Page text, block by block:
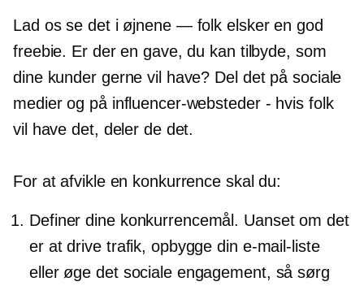
Lad os se det i øjnene —folk elsker en god
freebie. Er der en gave, du kan tilbyde, som
dine kunder gerne vil have? Del det på sociale
medier og på influencer-websteder - hvis folk
vil have det, deler de det.
For at afvikle en konkurrence skal du:
Definer dine konkurrencemål. Uanset om det
er at drive trafik, opbygge din e-mail-liste
eller øge det sociale engagement, så sørg